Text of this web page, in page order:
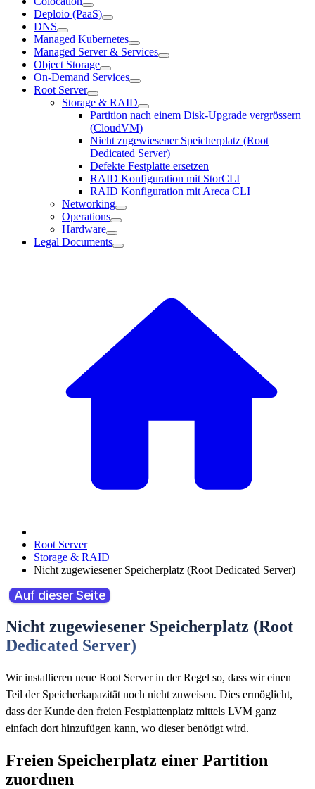
Deploio (PaaS)
DNS
Managed Kubernetes
Managed Server & Services
Object Storage
On-Demand Services
Root Server
Storage & RAID
Partition nach einem Disk-Upgrade vergrössern
(CloudVM)
Nicht zugewiesener Speicherplatz (Root
Dedicated Server)
Defekte Festplatte ersetzen
RAID Konfiguration mit StorCLI
RAID Konfiguration mit Areca CLI
Networking
Operations
Hardware
Legal Documents
Root Server
Storage & RAID
Nicht zugewiesener Speicherplatz (Root Dedicated Server)
Auf dieser Seite
Nicht zugewiesener Speicherplatz (Root
Dedicated Server)
Wir installieren neue Root Server in der Regel so, dass wir einen
Teil der Speicherkapazität noch nicht zuweisen. Dies ermöglicht,
dass der Kunde den freien Festplattenplatz mittels LVM ganz
einfach dort hinzufügen kann, wo dieser benötigt wird.
Freien Speicherplatz einer Partition
zuordnen